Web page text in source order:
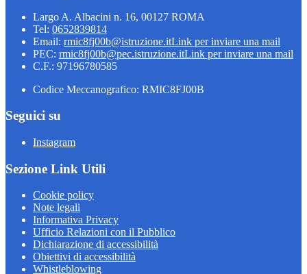
Largo A. Albacini n. 16, 00127 ROMA
Tel: 0652839814
Email: rmic8fj00b@istruzione.itLink per inviare una mail
PEC: rmic8fj00b@pec.istruzione.itLink per inviare una mail
C.F.: 97196780585
Codice Meccanografico: RMIC8FJ00B
Seguici su
Instagram
Sezione Link Utili
Cookie policy
Note legali
Informativa Privacy
Ufficio Relazioni con il Pubblico
Dichiarazione di accessibilità
Obiettivi di accessibilità
Whistleblowing